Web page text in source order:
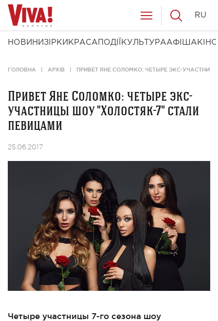
НОВИНИ ЗІРКИ КРАСА ПОДІЇ КУЛЬТУРААФІША КІНО
RU
ГОЛОВНА АРХІВ ПРИВЕТ ЯНЕ СОЛОМКО: ЧЕТЫРЕ ЭКС-
Привет Яне Соломко: четыре экс-
участницы шоу "Холостяк-7" стали
певицами
25.06.2017
Четыре участницы 7-го сезона шоу